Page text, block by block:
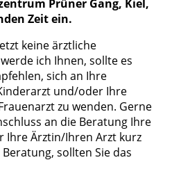
Prüner Gang, Kiel,
Zeit ein.
keine ärztliche
ich Ihnen, sollte es
sich an Ihre
und/oder Ihre
zu wenden. Gerne
an die Beratung Ihre
Ihre Ärztin/Ihren Arzt kurz
sollten Sie das